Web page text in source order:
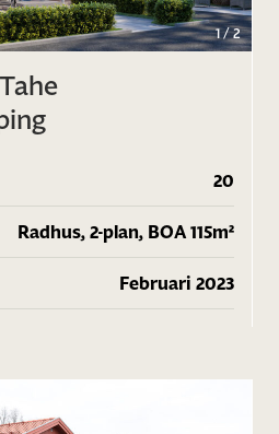
1/2
20
Radhus, 2-plan, BOA 115m²
Februari 2023